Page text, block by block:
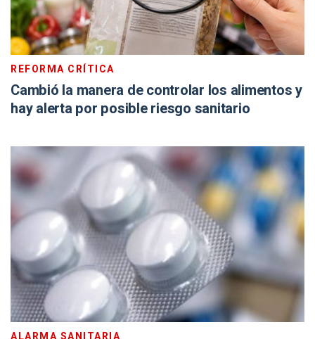
REFORMA CRÍTICA
Cambió la manera de controlar los alimentos y
hay alerta por posible riesgo sanitario